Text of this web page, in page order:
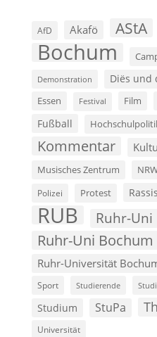
AfD Akafö AStA
Bochum
Demonstration Diës und
Essen Festival Film
Fußball
Kommentar
Musisches Zentrum
Polizei Protest
RUB Ruhr-Uni
Ruhr-Uni Bochum
Ruhr-Universität
Sport Studierende
Studium StuPa
Universität